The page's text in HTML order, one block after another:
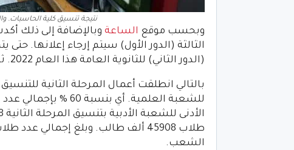
نتيجة تنسيق كلية الحاسبات.
وبحسب موقع الساعة وبالإضافة إلى ذلك
الثالثة (الدور الأول) سيتم إرجاء إعلانها.
(الدور الثاني) للثانوية العامة هذا العام 2022. ثم يتم إعلان نتيجة ترشيحات المرحلة كاملة.
الشعب.